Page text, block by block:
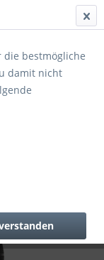
die bestmögliche
damit nicht